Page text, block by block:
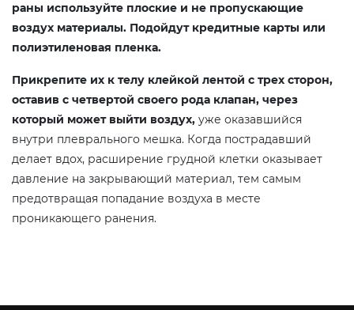
раны используйте плоские и не пропускающие
воздух материалы. Подойдут кредитные карты или
полиэтиленовая пленка.
Прикрепите их к телу клейкой лентой с трех сторон,
оставив с четвертой своего рода клапан, через
который может выйти воздух, уже оказавшийся
внутри плеврального мешка. Когда пострадавший
делает вдох, расширение грудной клетки оказывает
давление на закрывающий материал, тем самым
предотвращая попадание воздуха в месте
проникающего ранения.